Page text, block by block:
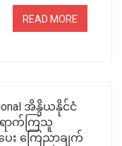
READ MORE
အိန္ဒိယနိုင်ငံ
ောက်ကြသူ
ေး ကြေညာချက်